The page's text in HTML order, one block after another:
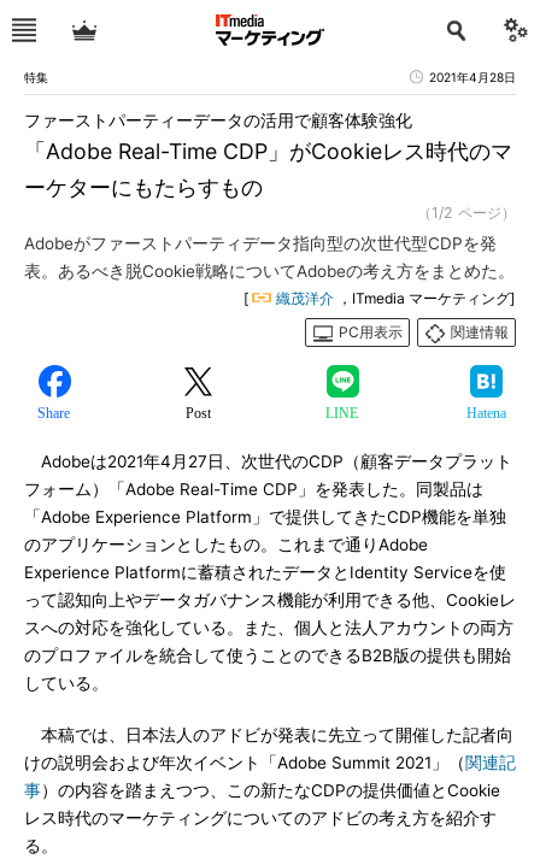
特集 2021年4月28日
「Adobe Real-Time CDP」がCookieレス時代のマ
ーケターにもたらすもの
ファーストパーティーデータの活用で顧客体験強化
（1/2 ページ）
Adobeがファーストパーティデータ指向型の次世代型CDPを発
表。あるべき脱Cookie戦略についてAdobeの考え方をまとめた。
[ 織茂洋介 ，ITmedia マーケティング]
PC用表示
関連情報
Share Post LINE Hatena
Adobeは2021年4月27日、次世代のCDP（顧客データプラット
フォーム）「Adobe Real-Time CDP」を発表した。同製品は
「Adobe Experience Platform」で提供してきたCDP機能を単独
のアプリケーションとしたもの。これまで通りAdobe
Experience Platformに蓄積されたデータとIdentity Serviceを使
って認知向上やデータガバナンス機能が利用できる他、Cookieレ
スへの対応を強化している。また、個人と法人アカウントの両方
のプロファイルを統合して使うことのできるB2B版の提供も開始
している。
本稿では、日本法人のアドビが発表に先立って開催した記者向
けの説明会および年次イベント「Adobe Summit 2021」（関連記
事）の内容を踏まえつつ、この新たなCDPの提供価値とCookie
レス時代のマーケティングについてのアドビの考え方を紹介す
る。